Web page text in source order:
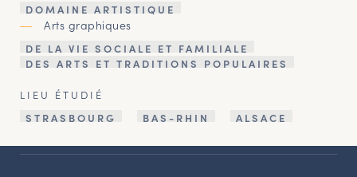
DOMAINE ARTISTIQUE
Arts graphiques
DE LA VIE SOCIALE ET FAMILIALE
DES ARTS ET TRADITIONS POPULAIRES
LIEU ÉTUDIÉ
STRASBOURG
BAS-RHIN ALSACE